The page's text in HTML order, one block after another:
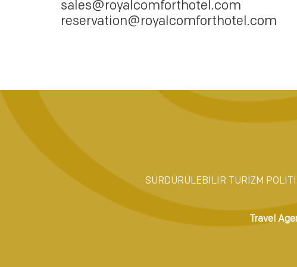
sales@royalcomforthotel.com
reservation@royalcomforthotel.com
SÜRDÜRÜLEBİLİR TURİZM
Travel